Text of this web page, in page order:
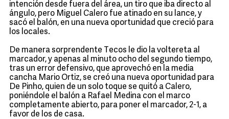
intención desde fuera del área, un tiro que iba directo al
ángulo, pero Miguel Calero fue atinado en su lance, y
sacó el balón, en una nueva oportunidad que creció para
los locales.
De manera sorprendente Tecos le dio la voltereta al
marcador, y apenas al minuto ocho del segundo tiempo,
tras un error defensivo, que aprovechó en la media
cancha Mario Ortiz, se creó una nueva oportunidad para
De Pinho, quien de un solo toque se quitó a Calero,
poniéndole el balón a Rafael Medina con el marco
completamente abierto, para poner el marcador, 2-1, a
favor de los de casa.